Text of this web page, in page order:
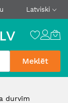
Latviski
Meklēt
durvīm